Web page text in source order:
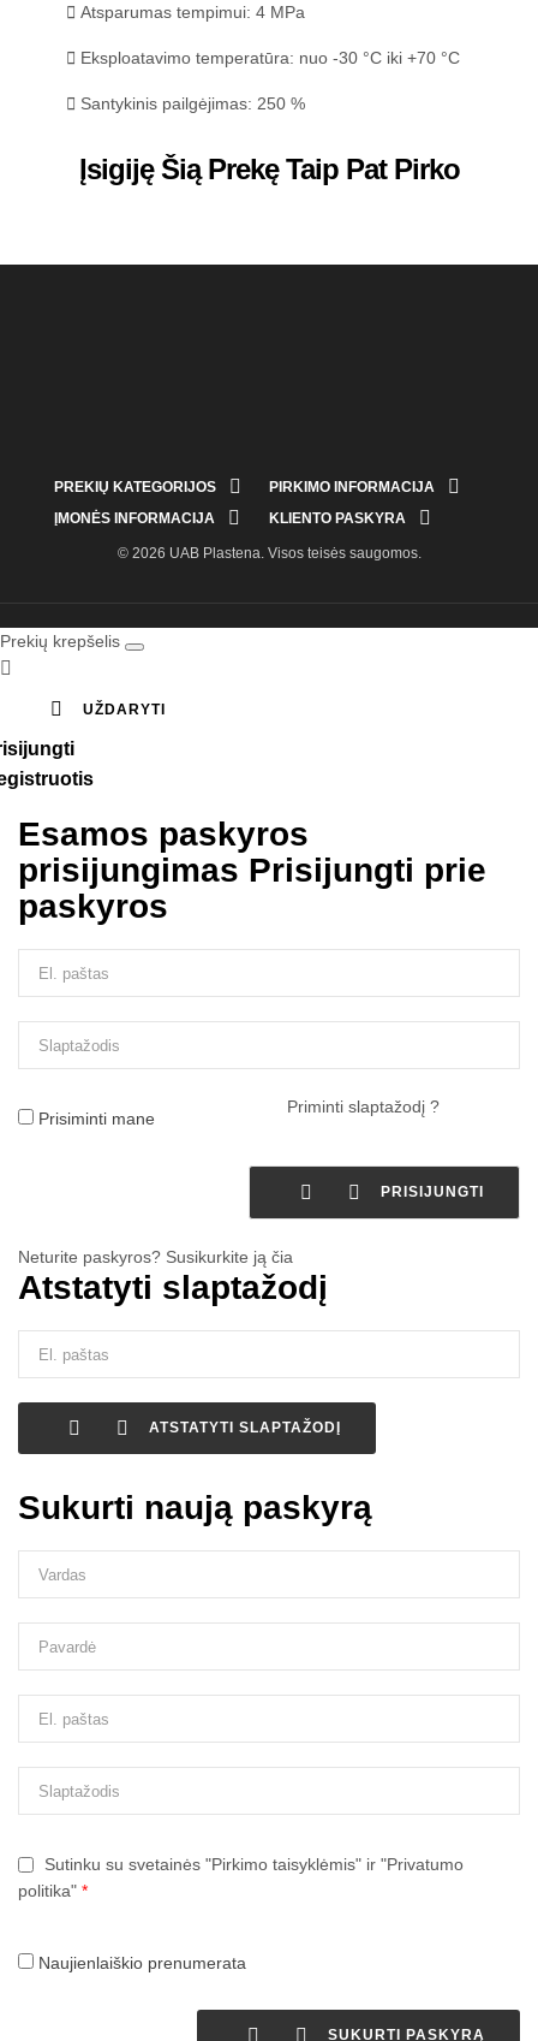
Atsparumas tempimui: 4 MPa
Eksploatavimo temperatūra: nuo -30 °C iki +70 °C
Santykinis pailgėjimas: 250 %
Įsigiję Šią Prekę Taip Pat Pirko
PREKIŲ KATEGORIJOS  PIRKIMO INFORMACIJA 
ĮMONĖS INFORMACIJA  KLIENTO PASKYRA 
© 2026 UAB Plastena. Visos teisės saugomos.
Prekių krepšelis

 UŽDARYTI
Esamos paskyros
prisijungimas Prisijungti prie
paskyros
Prisiminti mane
Priminti slaptažodį ?
  PRISIJUNGTI
Neturite paskyros? Susikurkite ją čia
Atstatyti slaptažodį
  ATSTATYTI SLAPTAŽODĮ
Sukurti naują paskyrą
Sutinku su svetainės "Pirkimo taisyklėmis" ir "Privatumo
politika" *
Naujienlaiškio prenumerata
  SUKURTI PASKYRĄ